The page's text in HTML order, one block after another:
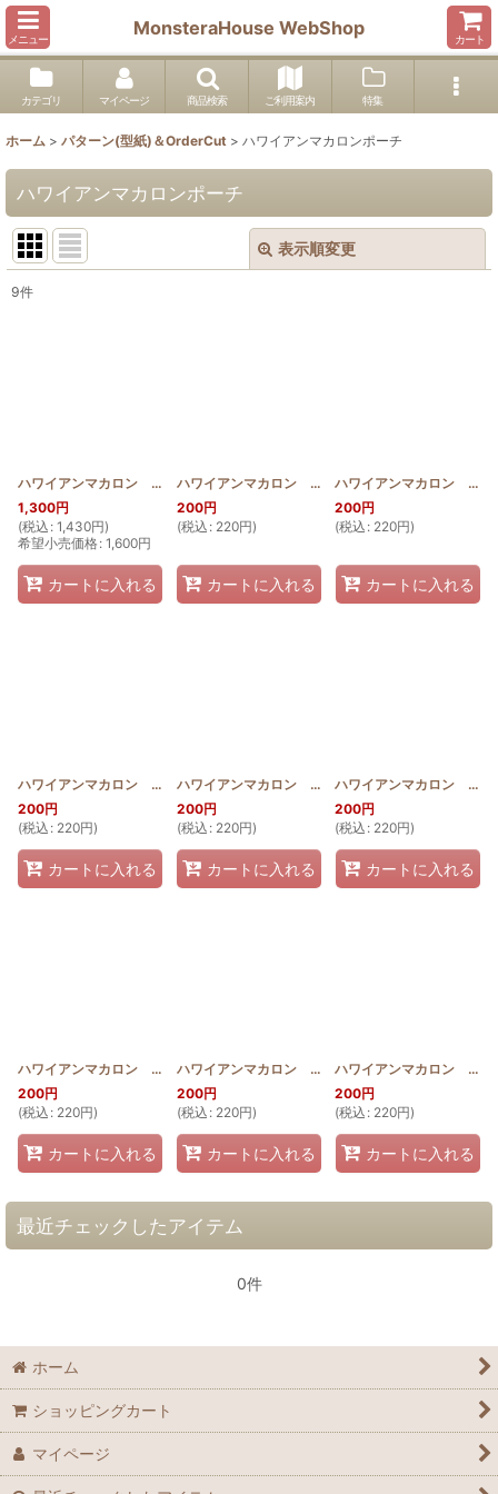
メニュー
MonsteraHouse WebShop
カート
カテゴリ マイページ 商品検索 ご利用案内 特集
ホーム > パターン(型紙)＆OrderCut > ハワイアンマカロンポーチ
ハワイアンマカロンポーチ
表示順変更
9件
ハワイアンマカロン 全8種類パターンセット(パターン＆作り方説明書)
1,300円
(税込 : 1,430円)
希望小売価格: 1,600円
カートに入れる
ハワイアンマカロン パンの木(パターン＆作り方説明書)
200円
(税込 : 220円)
カートに入れる
ハワイアンマカロン パイナップル(パターン＆作り方説明書)
200円
(税込 : 220円)
カートに入れる
ハワイアンマカロン ホヌ(パターン＆作り方説明書) [HM_HONU_PATTERN
200円
(税込 : 220円)
カートに入れる
ハワイアンマカロン エンゼルストランペット(パターン＆作り方説明書)
200円
(税込 : 220円)
カートに入れる
ハワイアンマカロン アンセリウム(パターン＆作り方説明書)
200円
(税込 : 220円)
カートに入れる
ハワイアンマカロン タロリーフ(パターン＆作り方説明書) [
200円
(税込 : 220円)
カートに入れる
ハワイアンマカロン シェル(パターン＆作り方説明書)
200円
(税込 : 220円)
カートに入れる
ハワイアンマカロン イプ(パターン＆作り方説明書)
200円
(税込 : 220円)
カートに入れる
最近チェックしたアイテム
0件
ホーム
ショッピングカート
マイページ